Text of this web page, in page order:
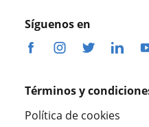
Síguenos en
Términos y
Política de cookies